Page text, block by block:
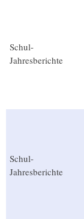
Schul-
Jahresberichte
Schul-
Jahresberichte